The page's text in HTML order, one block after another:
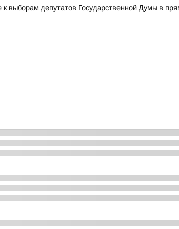
выборам депутатов Государственной Думы в